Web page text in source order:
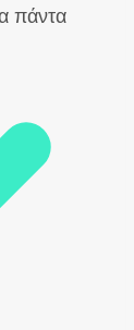
πάντα